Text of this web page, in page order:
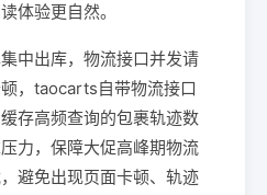
体验更自然。
中出库，物流接口并发请
，taocarts自带物流接口
存高频查询的包裹轨迹数
力，保障大促高峰期物流
避免出现页面卡顿、轨迹